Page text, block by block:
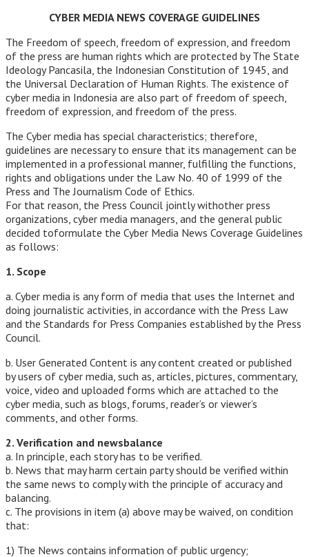
CYBER MEDIA NEWS COVERAGE GUIDELINES
The Freedom of speech, freedom of expression, and freedom
of the press are human rights which are protected by The State
Ideology Pancasila, the Indonesian Constitution of 1945, and
the Universal Declaration of Human Rights. The existence of
cyber media in Indonesia are also part of freedom of speech,
freedom of expression, and freedom of the press.
The Cyber media has special characteristics; therefore,
guidelines are necessary to ensure that its management can be
implemented in a professional manner, fulfilling the functions,
rights and obligations under the Law No. 40 of 1999 of the
Press and The Journalism Code of Ethics.
For that reason, the Press Council jointly withother press
organizations, cyber media managers, and the general public
decided toformulate the Cyber Media News Coverage Guidelines
as follows:
1. Scope
a. Cyber media is any form of media that uses the Internet and
doing journalistic activities, in accordance with the Press Law
and the Standards for Press Companies established by the Press
Council.
b. User Generated Content is any content created or published
by users of cyber media, such as, articles, pictures, commentary,
voice, video and uploaded forms which are attached to the
cyber media, such as blogs, forums, reader’s or viewer’s
comments, and other forms.
2. Verification and newsbalance
a. In principle, each story has to be verified.
b. News that may harm certain party should be verified within
the same news to comply with the principle of accuracy and
balancing.
c. The provisions in item (a) above may be waived, on condition
that:
1) The News contains information of public urgency;